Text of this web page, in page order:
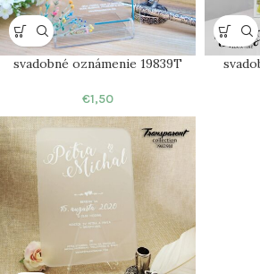
svadobné oznámenie 19839T
€1,50